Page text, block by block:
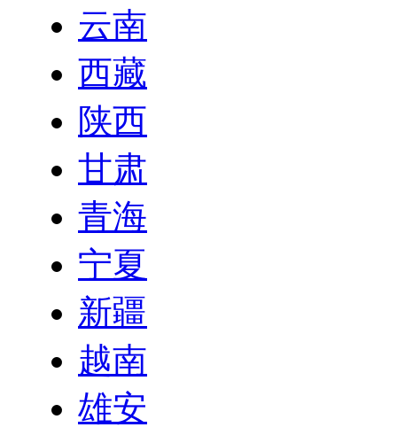
云南
西藏
陕西
甘肃
青海
宁夏
新疆
越南
雄安